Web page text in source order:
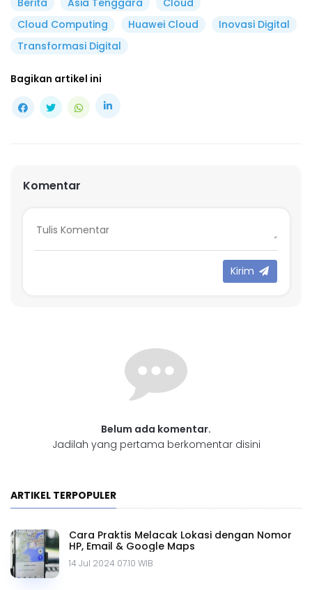
Cloud Computing
Huawei Cloud
Inovasi Digital
Transformasi Digital
Bagikan artikel ini
Komentar
Kirim
Belum ada komentar.
Jadilah yang pertama berkomentar disini
ARTIKEL TERPOPULER
Cara Praktis Melacak Lokasi dengan Nomor
HP, Email & Google Maps
14 Jul 2024 07.10 WIB